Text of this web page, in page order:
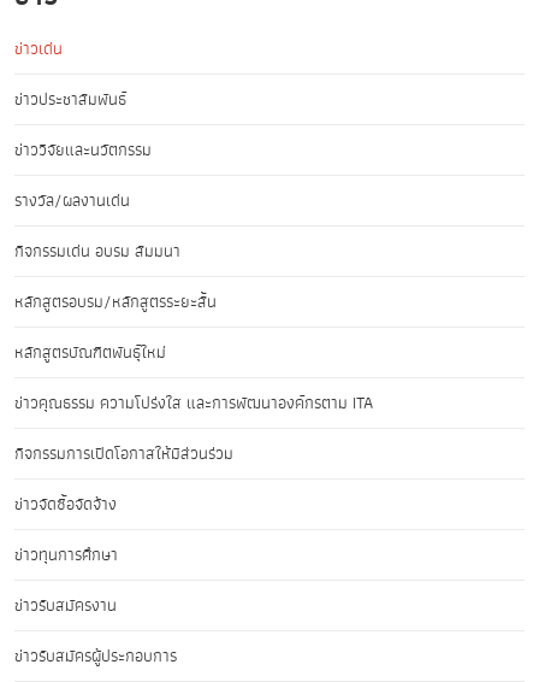
ข่าวเด่น
ข่าวประชาสัมพันธ์
ข่าววิจัยและนวัตกรรม
รางวัล/ผลงานเด่น
กิจกรรมเด่น อบรม สัมมนา
หลักสูตรอบรม/หลักสูตรระยะสั้น
หลักสูตรบัณฑิตพันธุ์ใหม่
ข่าวคุณธรรม ความโปร่งใส และการพัฒนาองค์กรตาม ITA
กิจกรรมการเปิดโอกาสให้มีส่วนร่วม
ข่าวจัดซื้อจัดจ้าง
ข่าวทุนการศึกษา
ข่าวรับสมัครงาน
ข่าวรับสมัครผู้ประกอบการ